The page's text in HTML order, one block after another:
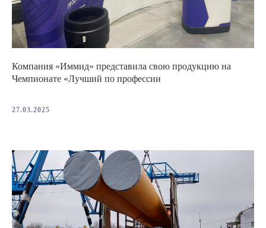
Компания «Иммид» представила свою продукцию на
Чемпионате «Лучший по профессии
27.03.2025